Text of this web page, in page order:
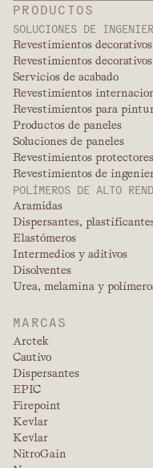
PRODUCTOS
SOLUCIONES DE
Revestimientos
Revestimientos decorativos
Servicios de acabado
Revestimientos
Revestimientos para
Productos de paneles
Soluciones de paneles
Revestimientos protectores
Revestimientos de
POLÍMEROS DE ALTO
Aramidas
Dispersantes,
Elastómeros
Intermedios y aditivos
Disolventes
Urea, melamina y
MARCAS
Arctek
Cautivo
Dispersantes
EPIC
Firepoint
Kevlar
Kevlar
NitroGain